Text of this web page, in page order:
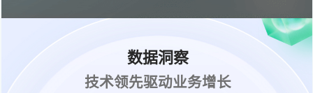
数据洞察
技术领先驱动业务增长